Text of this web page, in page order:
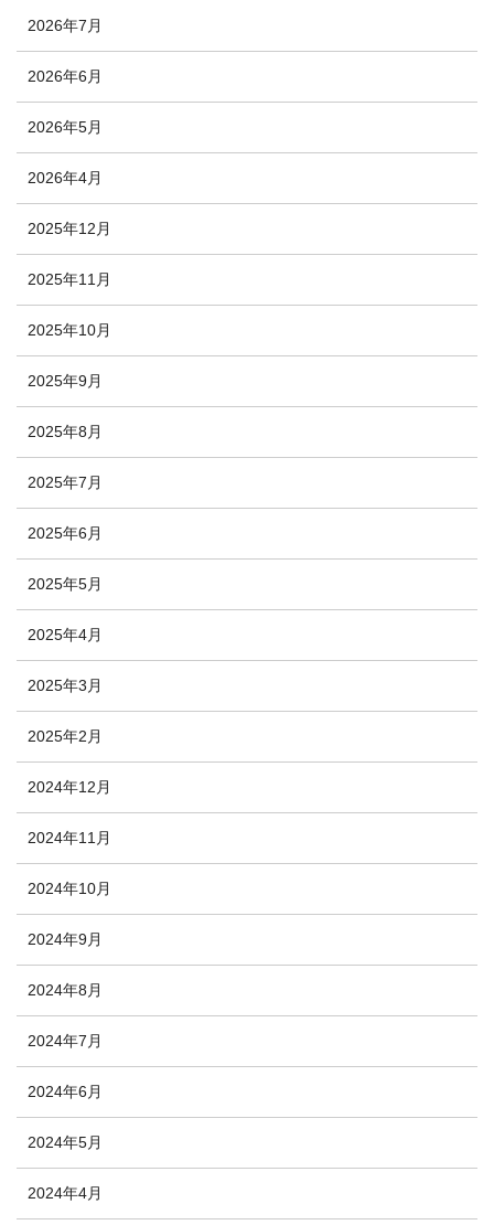
2026年7月
2026年6月
2026年5月
2026年4月
2025年12月
2025年11月
2025年10月
2025年9月
2025年8月
2025年7月
2025年6月
2025年5月
2025年4月
2025年3月
2025年2月
2024年12月
2024年11月
2024年10月
2024年9月
2024年8月
2024年7月
2024年6月
2024年5月
2024年4月